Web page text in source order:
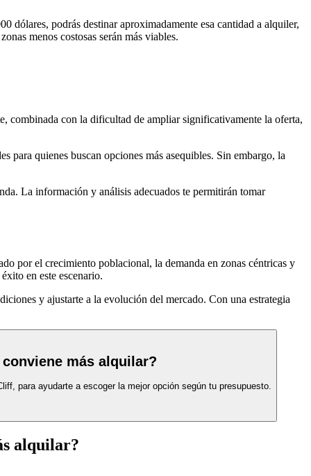
dólares, podrás destinar aproximadamente esa cantidad a alquiler,
menos costosas serán más viables.
combinada con la dificultad de ampliar significativamente la oferta,
para quienes buscan opciones más asequibles. Sin embargo, la
La información y análisis adecuados te permitirán tomar
por el crecimiento poblacional, la demanda en zonas céntricas y
en este escenario.
y ajustarte a la evolución del mercado. Con una estrategia
más alquilar?
para ayudarte a escoger la mejor opción según tu presupuesto.
alquilar?